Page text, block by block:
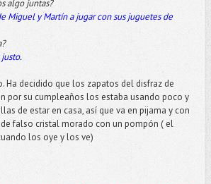
algo juntas?
Miguel y Martín a jugar con sus juguetes de
Ha decidido que los zapatos del disfraz de
por su cumpleaños los estaba usando poco y
de estar en casa, así que va en pijama y con
falso cristal morado con un pompón ( el
los oye y los ve)